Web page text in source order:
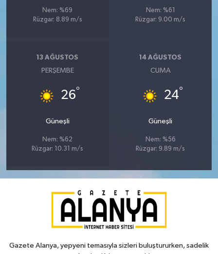
Nem: %69
Rüzgar: 8.89 m/s
Nem: %61
Rüzgar: 9.00 m/s
13 AĞUSTOS
PERŞEMBE
26°
Güneşli
Nem: %62
Rüzgar: 10.31 m/s
14 AĞUSTOS
CUMA
24°
Güneşli
Nem: %56
Rüzgar: 9.89 m/s
Gazete Alanya, yepyeni temasıyla sizleri buluştururken, sadelik